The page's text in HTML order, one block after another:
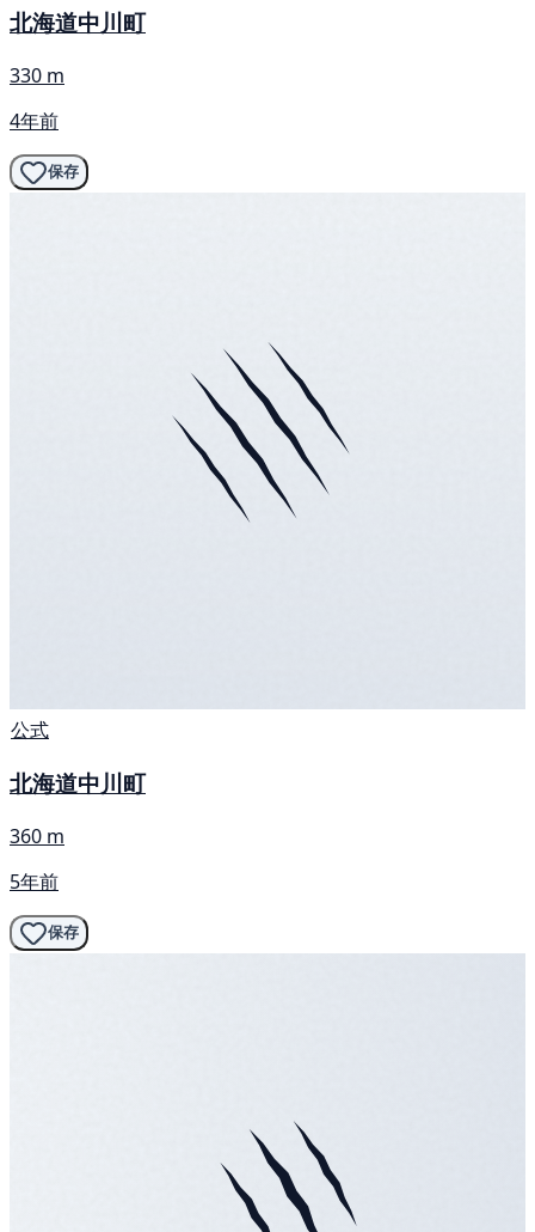
北海道中川町
330 m
4年前
保存
公式
北海道中川町
360 m
5年前
保存